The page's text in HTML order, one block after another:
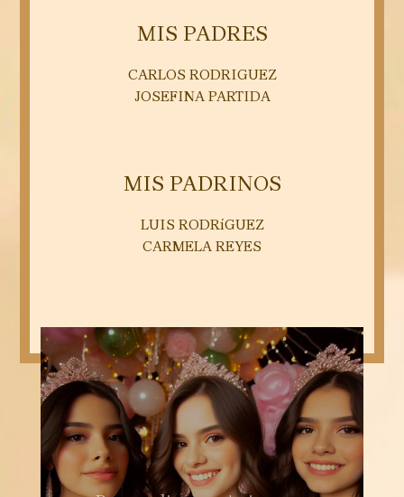
MIS PADRES
CARLOS RODRIGUEZ
JOSEFINA PARTIDA
MIS PADRINOS
LUIS RODRíGUEZ
CARMELA REYES